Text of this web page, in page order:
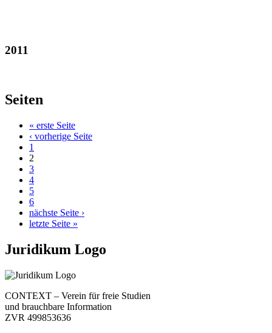
2011
Seiten
« erste Seite
‹ vorherige Seite
1
2
3
4
5
6
nächste Seite ›
letzte Seite »
Juridikum Logo
CONTEXT – Verein für freie Studien
und brauchbare Information
ZVR 499853636